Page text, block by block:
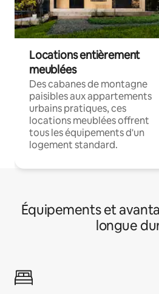
Locations entièrement
meublées
Des cabanes de montagne
paisibles aux appartements
urbains pratiques, ces
locations meublées offrent
tous les équipements d'un
logement standard.
Équipements et
longue